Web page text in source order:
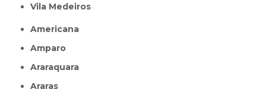
Vila Medeiros
Americana
Amparo
Araraquara
Araras